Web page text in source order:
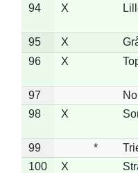
94 X
95 X
96
X
97
98
X
99 *
100
X